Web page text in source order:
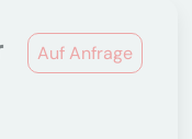
Auf Anfrage